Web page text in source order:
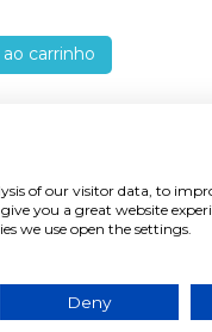
carrinho
PICTOR 38W
40CM
194,83€
carrinho
of our visitor data, to
you a great website
we use open the settings.
Deny